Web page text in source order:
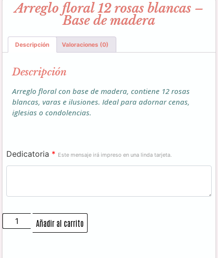
Arreglo floral 12 rosas blancas –
Base de madera
Descripción Valoraciones (0)
Descripción
Arreglo floral con base de madera, contiene 12 rosas
blancas, varas e ilusiones. Ideal para adornar cenas,
iglesias o condolencias.
Dedicatoria * Este mensaje irá impreso en una linda tarjeta.
Añadir al carrito